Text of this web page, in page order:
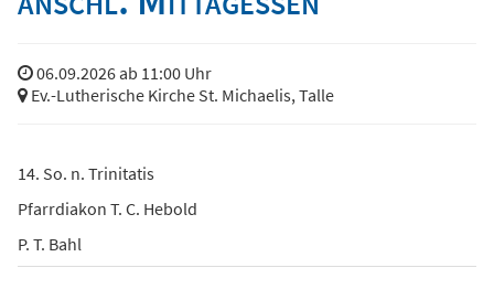
06.09.2026 ab 11:00 Uhr
Ev.-Lutherische Kirche St. Michaelis, Talle
14. So. n. Trinitatis
Pfarrdiakon T. C. Hebold
P. T. Bahl